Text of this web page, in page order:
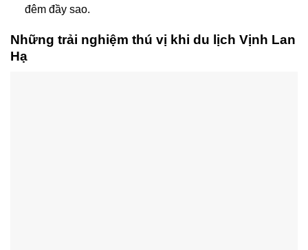
đêm đầy sao.
Những trải nghiệm thú vị khi du lịch Vịnh Lan
Hạ